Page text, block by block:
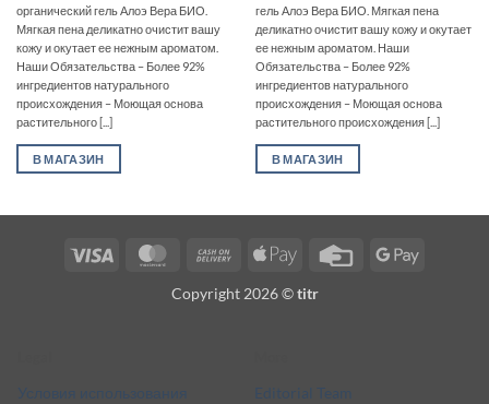
органический гель Алоэ Вера БИО.
Мягкая пена деликатно очистит вашу
кожу и окутает ее нежным ароматом.
Наши Обязательства – Более 92%
ингредиентов натурального
происхождения – Моющая основа
растительного [...]
В МАГАЗИН
гель Алоэ Вера БИО. Мягкая пена
деликатно очистит вашу кожу и окутает
ее нежным ароматом. Наши
Обязательства – Более 92%
ингредиентов натурального
происхождения – Моющая основа
растительного происхождения [...]
В МАГАЗИН
Visa MasterCardCash
Delivery
Apple
Credit
Google
Copyright 2026 ©titr
Условия использования
Editorial Team